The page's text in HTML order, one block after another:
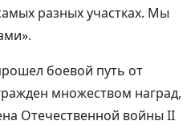
разных участках. Мы
боевой путь от
множеством наград,
Отечественной войны II